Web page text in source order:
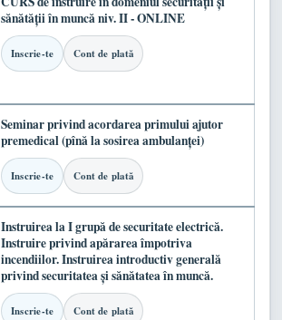
sănătății în muncă niv. II - ONLINE
Inscrie-te Cont de plată
Seminar privind acordarea primului ajutor
premedical (pînă la sosirea ambulanței)
Inscrie-te Cont de plată
Instruirea la I grupă de securitate electrică.
Instruire privind apărarea împotriva
incendiilor. Instruirea introductiv generală
privind securitatea și sănătatea în muncă.
Inscrie-te Cont de plată